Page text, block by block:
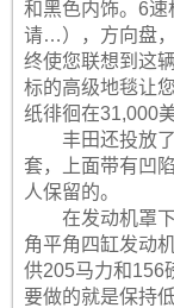
和黑色内饰。6速
请…），方向盘
终使您联想到这
标的高级地毯让
纸徘徊在31,000
丰田还投放
套，上面带有凹
人保留的。
在发动机罩
角平角四缸发动
供205马力和156
要做的就是保持